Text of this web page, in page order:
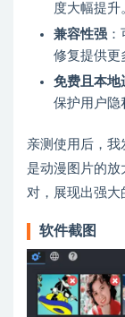
度大幅提升
兼容性强
修复提供更
免费且本地
保护用户隐
亲测使用后，
是动漫图片的
对，展现出强大
软件截图